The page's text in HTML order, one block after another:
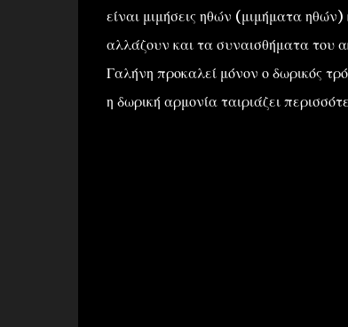
είναι μιμήσεις ηθών (μιμήματα
αλλάζουν και τα συναισθήματα του
Γαλήνη προκαλεί μόνον ο δωρικός
η δωρική αρμονία ταιριάζει